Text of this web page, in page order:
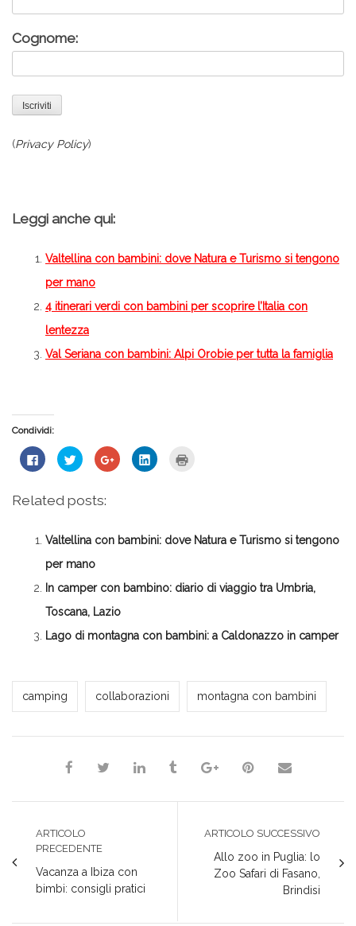
Cognome:
(Privacy Policy)
Leggi anche qui:
Valtellina con bambini: dove Natura e Turismo si tengono
per mano
4 itinerari verdi con bambini per scoprire l’Italia con
lentezza
Val Seriana con bambini: Alpi Orobie per tutta la famiglia
Condividi:
Fai
clic
su
Facebook
in
una
finestra)
Fai
clic
condividere
su
apre
in
nuova
finestra)
Fai
clic
apre
in
Fai
clic
apre
in
una
nuova
Related posts:
Valtellina con bambini: dove Natura e Turismo si tengono
per mano
In camper con bambino: diario di viaggio tra Umbria,
Toscana, Lazio
Lago di montagna con bambini: a Caldonazzo in camper
*Redazione*
camping
collaborazioni montagna con bambini
ARTICOLO
PRECEDENTE
Vacanza a Ibiza con
bimbi: consigli pratici
ARTICOLO SUCCESSIVO
Allo zoo in Puglia: lo
Zoo Safari di Fasano,
Brindisi